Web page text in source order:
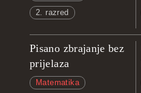
2. razred
Pisano zbrajanje bez
prijelaza
Matematika